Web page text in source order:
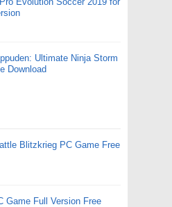
Ultimate Ninja Storm
Download
Blitzkrieg PC Game Free
Game Full Version Free